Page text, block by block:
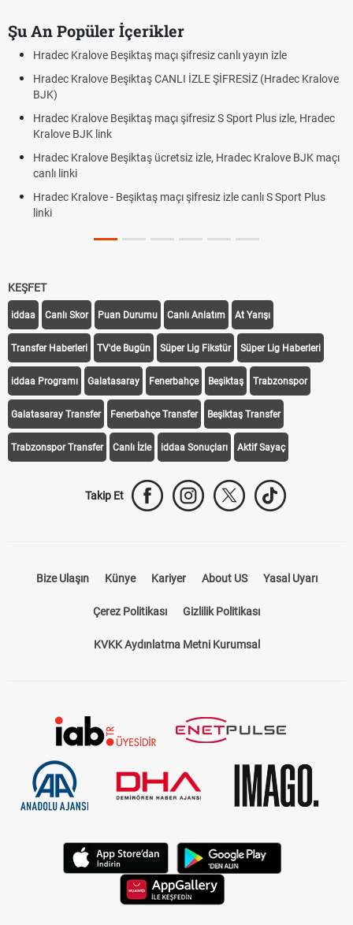
Şu An Popüler İçerikler
Hradec Kralove Beşiktaş maçı şifresiz canlı yayın izle
Hradec Kralove Beşiktaş CANLI İZLE ŞİFRESİZ (Hradec Kralove
BJK)
Hradec Kralove Beşiktaş maçı şifresiz S Sport Plus izle, Hradec
Kralove BJK link
Hradec Kralove Beşiktaş ücretsiz izle, Hradec Kralove BJK maçı
canlı linki
Hradec Kralove - Beşiktaş maçı şifresiz izle canlı S Sport Plus
linki
KEŞFET
iddaa Canlı Skor Puan Durumu Canlı Anlatım At Yarışı
Transfer Haberleri TV'de Bugün Süper Lig Fikstür Süper Lig Haberleri
iddaa Programı Galatasaray Fenerbahçe Beşiktaş Trabzonspor
Galatasaray Transfer Fenerbahçe Transfer Beşiktaş Transfer
Trabzonspor Transfer Canlı İzle iddaa Sonuçları Aktif Sayaç
Takip Et
Bize Ulaşın Künye Kariyer About US Yasal Uyarı
Çerez Politikası Gizlilik Politikası
KVKK Aydınlatma Metni Kurumsal